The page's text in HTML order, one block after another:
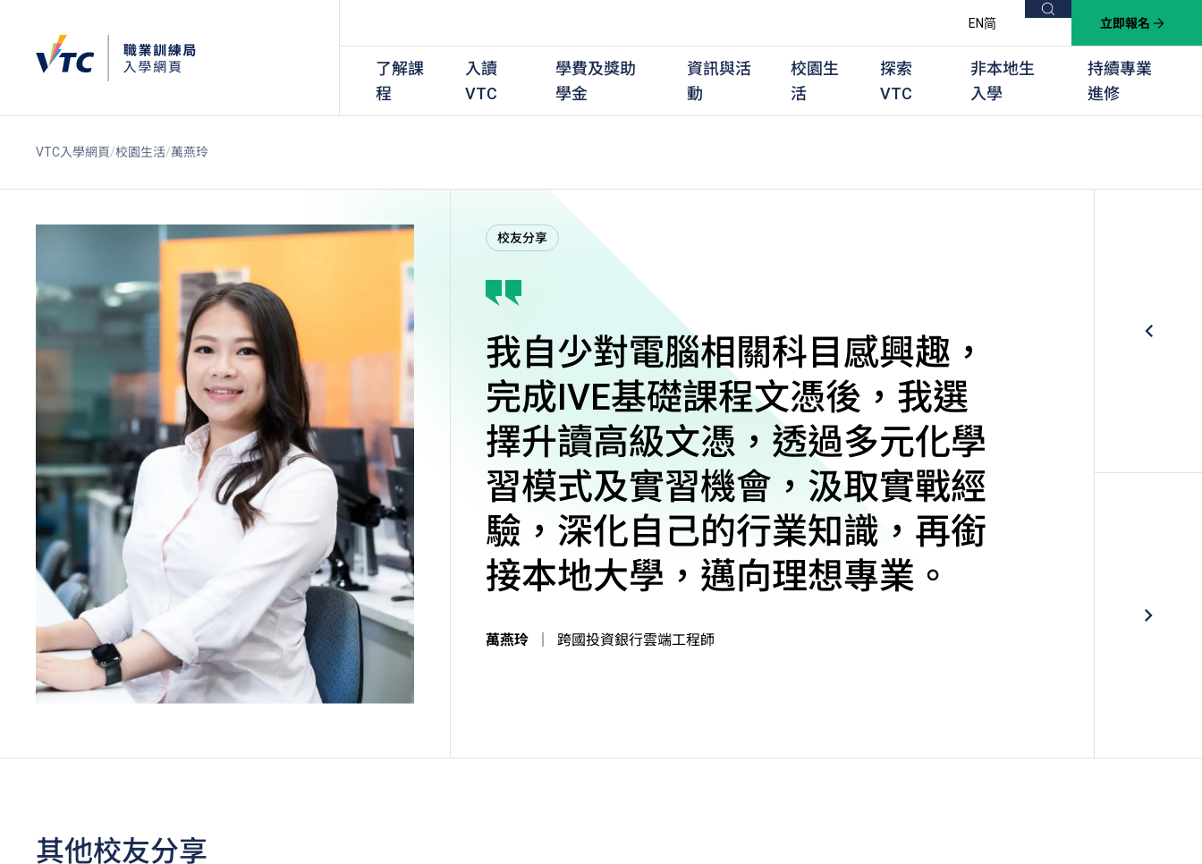
EN简 搜尋 立即報名
了解課
程
職前培訓課程
全日制中六或以上
全日制中三或以上
日間兼讀制
入讀
VTC
職前培訓
全日制中六或以上
全日制中三或以上
日間兼讀制
學費及獎助
學金
學費及資助
全日制中六或以上
全日制中三或以上
資訊與活
動
入學資訊
最新動態
校園生
活
探索
VTC
非本地生
入學
持續專業
進修
VTC入學網頁 校園生活 萬燕玲
校友分享
我自少對電腦相關科目感興趣，
完成IVE基礎課程文憑後，我選
擇升讀高級文憑，透過多元化學
習模式及實習機會，汲取實戰經
驗，深化自己的行業知識，再銜
接本地大學，邁向理想專業。
萬燕玲 跨國投資銀行雲端工程師
其他校友分享